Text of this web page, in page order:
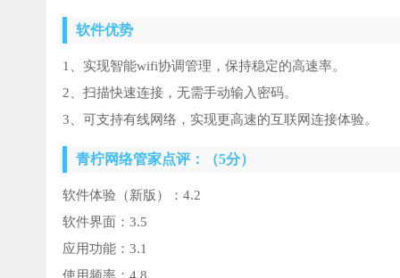
软件优势
1、实现智能wifi协调管理，保持稳定的高速率。
2、扫描快速连接，无需手动输入密码。
3、可支持有线网络，实现更高速的互联网连接体验。
青柠网络管家点评：（5分）
软件体验（新版）：4.2
软件界面：3.5
应用功能：3.1